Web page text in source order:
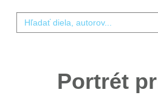
Portrét